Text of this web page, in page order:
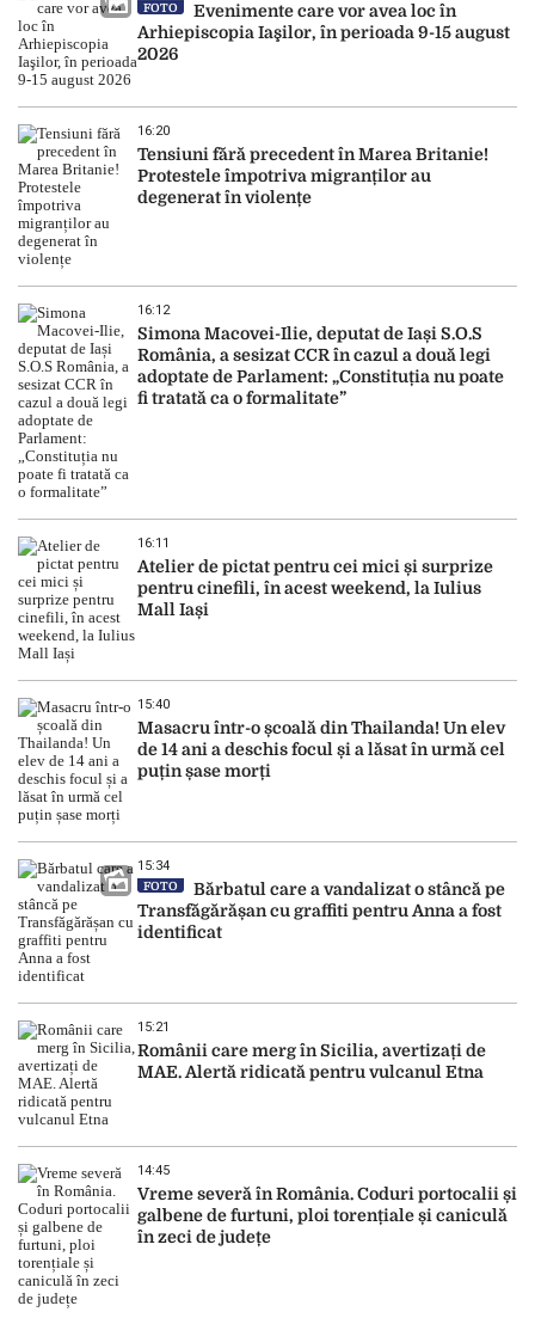
FOTO
Evenimente care vor avea loc în
Arhiepiscopia Iaşilor, în perioada 9-15 august
2026
16:20
Tensiuni fără precedent în Marea Britanie!
Protestele împotriva migranților au
degenerat în violențe
16:12
Simona Macovei-Ilie, deputat de Iași S.O.S
România, a sesizat CCR în cazul a două legi
adoptate de Parlament: „Constituția nu poate
fi tratată ca o formalitate”
16:11
Atelier de pictat pentru cei mici și surprize
pentru cinefili, în acest weekend, la Iulius
Mall Iași
15:40
Masacru într-o școală din Thailanda! Un elev
de 14 ani a deschis focul și a lăsat în urmă cel
puțin șase morți
15:34
FOTO
Bărbatul care a vandalizat o stâncă pe
Transfăgărășan cu graffiti pentru Anna a fost
identificat
15:21
Românii care merg în Sicilia, avertizați de
MAE. Alertă ridicată pentru vulcanul Etna
14:45
Vreme severă în România. Coduri portocalii și
galbene de furtuni, ploi torențiale și caniculă
în zeci de județe